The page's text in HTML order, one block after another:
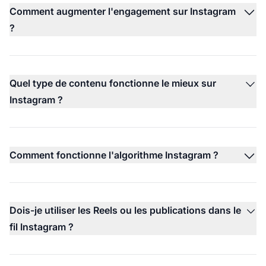
Comment augmenter l'engagement sur Instagram
?
Quel type de contenu fonctionne le mieux sur
Instagram ?
Comment fonctionne l'algorithme Instagram ?
Dois-je utiliser les Reels ou les publications dans le
fil Instagram ?